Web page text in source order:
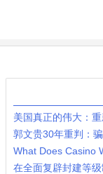
美国真正的伟大：
郭文贵30年重判：
在全面复辟封建等级